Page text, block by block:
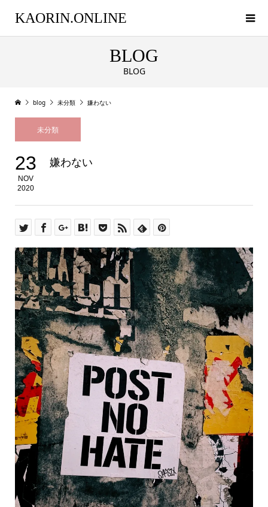
KAORIN.ONLINE
BLOG
BLOG
blog 未分類 嫌わない
未分類
23
NOV
2020
嫌わない